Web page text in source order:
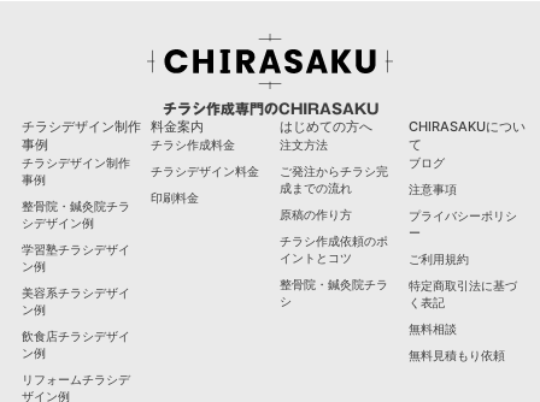
チラシ作成専門のCHIRASAKU
チラシデザイン制作
事例
チラシデザイン制作
事例
整骨院・鍼灸院チラ
シデザイン例
学習塾チラシデザイ
ン例
美容系チラシデザイ
ン例
飲食店チラシデザイ
ン例
リフォームチラシデ
ザイン例
料金案内
チラシ作成料金
チラシデザイン料金
印刷料金
はじめての方へ
注文方法
ご発注からチラシ完
成までの流れ
原稿の作り方
チラシ作成依頼のポ
イントとコツ
整骨院・鍼灸院チラ
シ
CHIRASAKUについ
て
ブログ
注意事項
プライバシーポリシ
ー
ご利用規約
特定商取引法に基づ
く表記
無料相談
無料見積もり依頼